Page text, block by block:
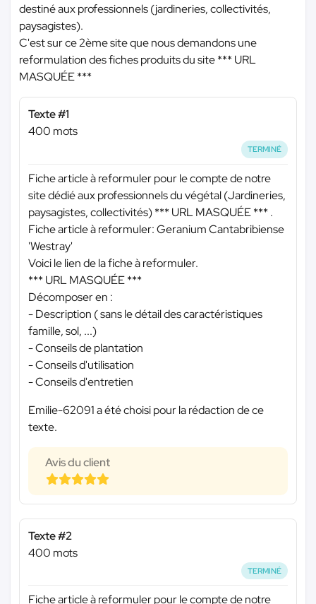
destiné aux professionnels (jardineries, collectivités,
paysagistes).
C'est sur ce 2ème site que nous demandons une
reformulation des fiches produits du site*** URL
MASQUÉE ***
Texte #1
400 mots
TERMINÉ
Fiche article à reformuler pour le compte de notre
site dédié aux professionnels du végétal (Jardineries,
paysagistes, collectivités)*** URL MASQUÉE *** .
Fiche article à reformuler: Geranium Cantabribiense
'Westray'
Voici le lien de la fiche à reformuler.
*** URL MASQUÉE ***
Décomposer en :
- Description ( sans le détail des caractéristiques
famille, sol, ...)
- Conseils de plantation
- Conseils d'utilisation
- Conseils d'entretien
Emilie-62091 a été choisi pour la rédaction de ce
texte.
Avis du client
Texte #2
400 mots
TERMINÉ
Fiche article à reformuler pour le compte de notre